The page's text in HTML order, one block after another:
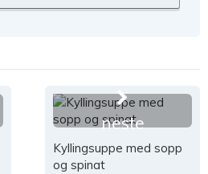
neste
Kyllingsuppe med sopp
og spinat